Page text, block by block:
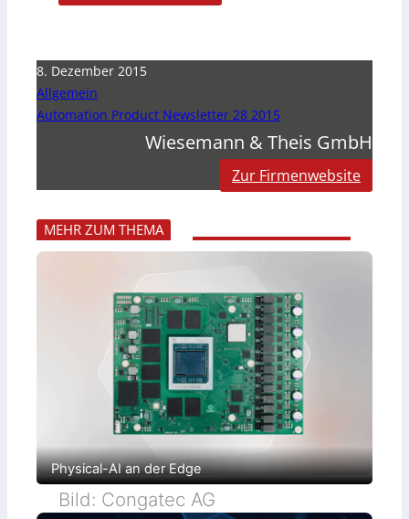
8. Dezember 2015
Allgemein
Automation Product Newsletter 28 2015
Wiesemann & Theis GmbH
Zur Firmenwebsite
MEHR ZUM THEMA
Physical-AI an der Edge
Bild: Congatec AG